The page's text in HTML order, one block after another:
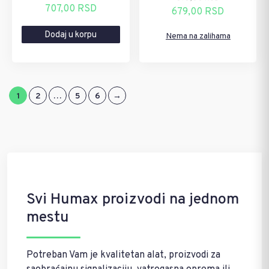
Originalna
je
707,00 RSD
Trenutna
je:
Dodaj u korpu
Originalna
je
679,00 RSD
Trenutna
je:
Nema na zalihama
1 2 … 5 6 →
Svi Humax proizvodi na jednom
mestu
Potreban Vam je kvalitetan alat, proizvodi za